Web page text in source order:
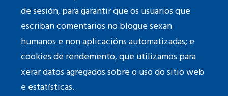
de sesión, para garantir que os usuarios que
escriban comentarios no blogue sexan
humanos e non aplicacións automatizadas; e
cookies de rendemento, que utilizamos para
xerar datos agregados sobre o uso do sitio web
e estatísticas.
Fotografías dobanner